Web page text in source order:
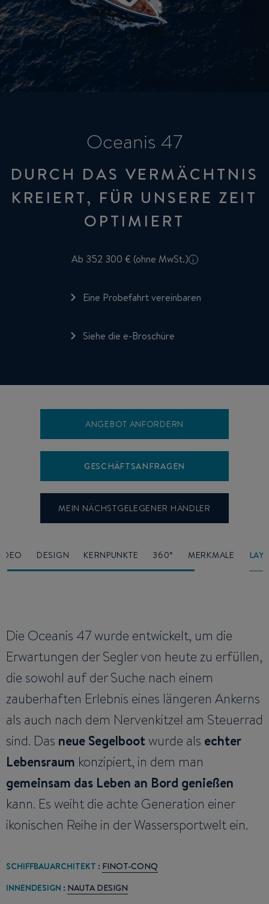
Oceanis 47
DURCH DAS VERMÄCHTNIS
KREIERT, FÜR UNSERE ZEIT
OPTIMIERT
Ab 352 300 € (ohne MwSt.) i
Eine Probefahrt vereinbaren
Siehe die e-Broschüre
ANGEBOT ANFORDERN
GESCHÄFTSANFRAGEN
MEIN NÄCHSTGELEGENER HÄNDLER
DESIGN KERNPUNKTE 360° MERKMALE
Die Oceanis 47 wurde entwickelt, um die
Erwartungen der Segler von heute zu erfüllen,
die sowohl auf der Suche nach einem
zauberhaften Erlebnis eines längeren Ankerns
als auch nach dem Nervenkitzel am Steuerrad
sind. Das neue Segelboot wurde als echter
Lebensraum konzipiert, in dem man
gemeinsam das Leben an Bord genießen
kann. Es weiht die achte Generation einer
ikonischen Reihe in der Wassersportwelt ein.
SCHIFFBAUARCHITEKT : FINOT-CONQ
INNENDESIGN : NAUTA DESIGN